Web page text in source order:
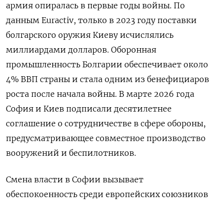
армия опиралась в первые годы войны. По
данным Euractiv, только в 2023 году поставки
болгарского оружия Киеву исчислялись
миллиардами долларов. Оборонная
промышленность Болгарии обеспечивает около
4% ВВП страны и стала одним из бенефициаров
роста после начала войны. В марте 2026 года
София и Киев подписали десятилетнее
соглашение о сотрудничестве в сфере обороны,
предусматривающее совместное производство
вооружений и беспилотников.
Смена власти в Софии вызывает
обеспокоенность среди европейских союзников